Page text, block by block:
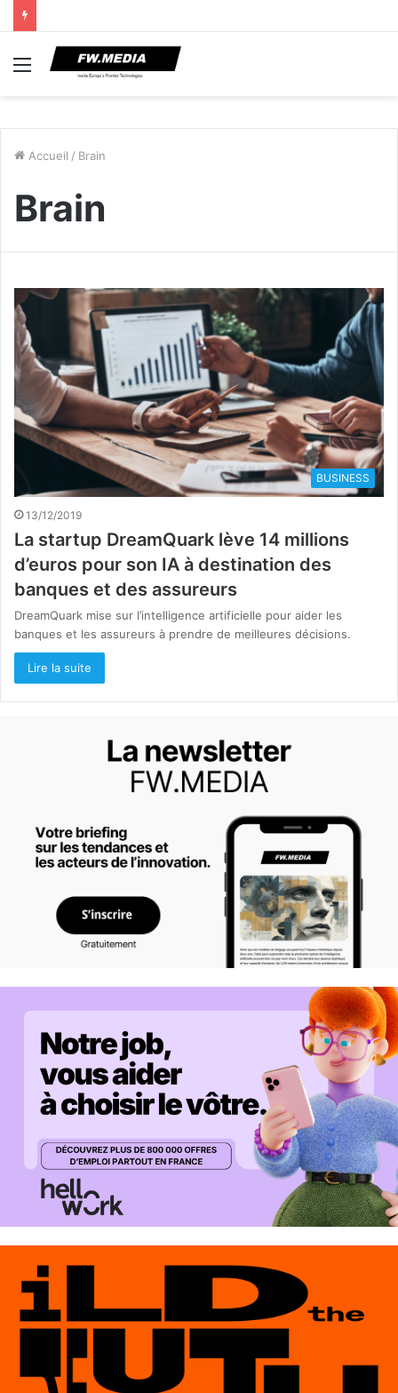
Menu
Accueil / Brain
Brain
BUSINESS
13/12/2019
La startup DreamQuark lève 14 millions
d’euros pour son IA à destination des
banques et des assureurs
DreamQuark mise sur l’intelligence artificielle pour aider les
banques et les assureurs à prendre de meilleures décisions.
Lire la suite